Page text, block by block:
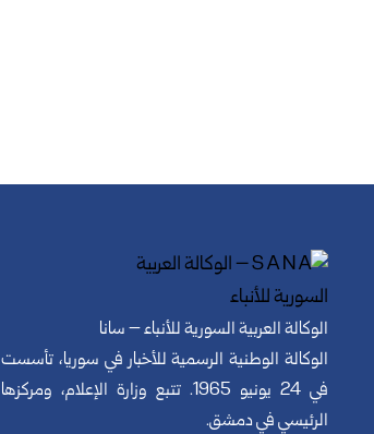
الوكالة العربية السورية للأنباء – سانا
الوكالة الوطنية الرسمية للأخبار في سوريا، تأسست
في 24 يونيو 1965. تتبع وزارة الإعلام، ومركزها
الرئيسي في دمشق.